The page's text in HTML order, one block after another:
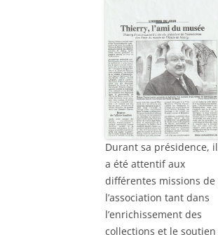
Durant sa présidence, il
a été attentif aux
différentes missions de
l’association tant dans
l’enrichissement des
collections et le soutien